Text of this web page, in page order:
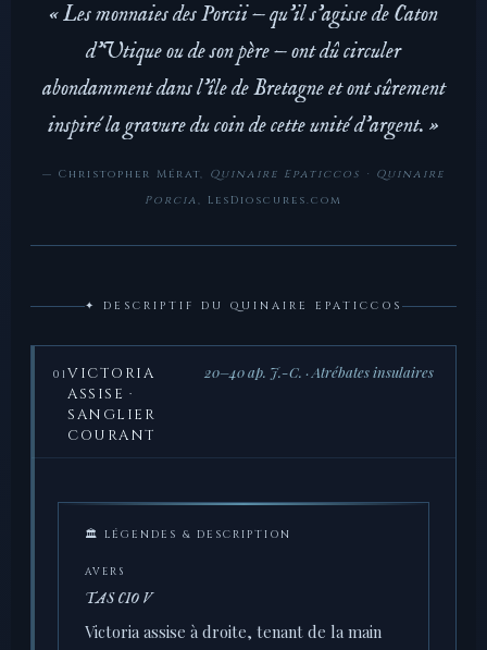
« Les monnaies des Porcii — qu’il s’agisse de Caton
d’Utique ou de son père — ont dû circuler
abondamment dans l’île de Bretagne et ont sûrement
inspiré la gravure du coin de cette unité d’argent. »
— Christopher Mérat, Quinaire Epaticcos · Quinaire
Porcia, LesDioscures.com
✦ DESCRIPTIF DU QUINAIRE EPATICCOS
01 VICTORIA
ASSISE ·
SANGLIER
COURANT
20–40 ap. J.-C. · Atrébates insulaires
🏛 LÉGENDES & DESCRIPTION
AVERS
TAS CIO V
Victoria assise à droite, tenant de la main